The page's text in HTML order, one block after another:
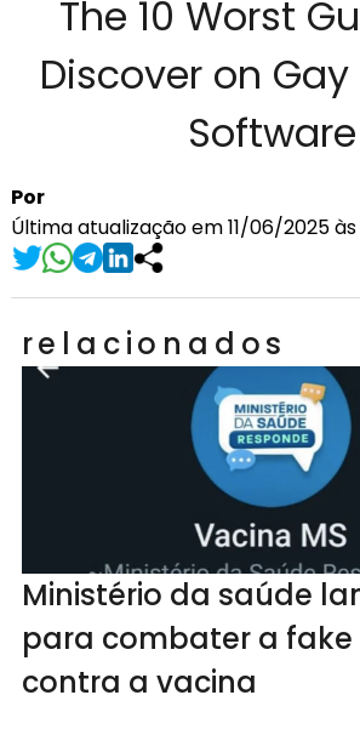
The 10 Worst
Discover on
Software
Por
Última atualização em 11/06/2025
relacionados
Ministério da saúde
para combater a fake
contra a vacina